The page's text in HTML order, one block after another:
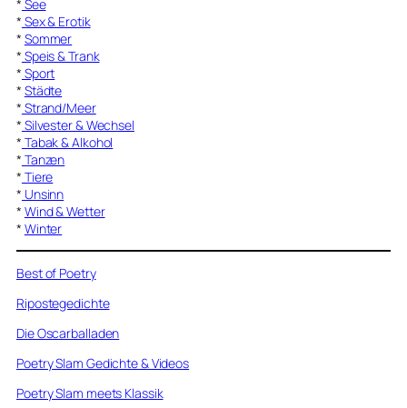
* See
* Sex & Erotik
* Sommer
* Speis & Trank
* Sport
* Städte
* Strand/Meer
* Silvester & Wechsel
* Tabak & Alkohol
* Tanzen
* Tiere
* Unsinn
* Wind & Wetter
* Winter
Best of Poetry
Ripostegedichte
Die Oscarballaden
Poetry Slam Gedichte & Videos
Poetry Slam meets Klassik